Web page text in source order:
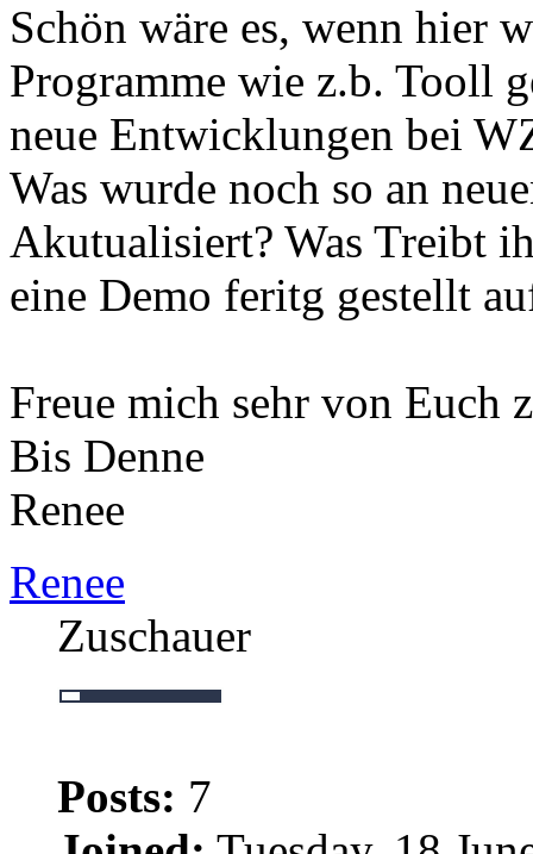
Schön wäre es, wenn hier
Programme wie z.b. Tooll
neue Entwicklungen bei
Was wurde noch so an
Akutualisiert? Was Treibt
eine Demo feritg gestellt
Freue mich sehr von Euch
Bis Denne
Renee
Renee
Zuschauer
Posts: 7